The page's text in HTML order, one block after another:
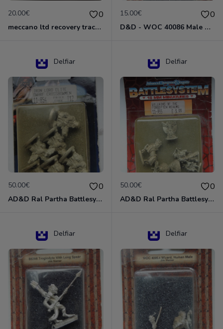
20.00€ 0
meccano ltd recovery tractor N°661
15.00€ 0
D&D - WOC 40086 Male Dwarven Cleric Miniature - Donjons Dragons
Delfiar
50.00€ 0
AD&D Ral Partha Battlesystem Miniatures Pack Iron Lord Dwarf Crossbowmen 11-854
Delfiar
50.00€ 0
AD&D Ral Partha Battlesystem Villains/Forgotten Realms 11-955 Miniatures
Delfiar Delfiar